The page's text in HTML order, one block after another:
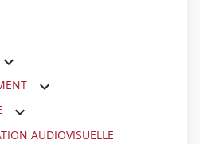
AUDIOVISUELLE